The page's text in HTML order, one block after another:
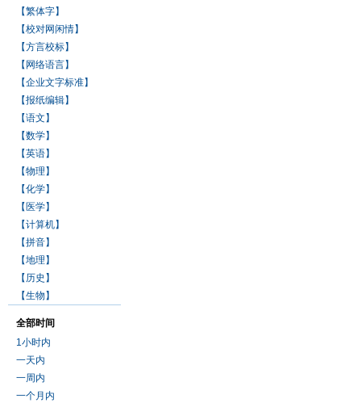
【繁体字】
【校对网闲情】
【方言校标】
【网络语言】
【企业文字标准】
【报纸编辑】
【语文】
【数学】
【英语】
【物理】
【化学】
【医学】
【计算机】
【拼音】
【地理】
【历史】
【生物】
全部时间
1小时内
一天内
一周内
一个月内